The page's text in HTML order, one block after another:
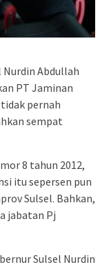
Nurdin Abdullah
PT Jaminan
pernah
sempat
8 tahun 2012,
itu sepersen pun
Sulsel. Bahkan,
jabatan Pj
Sulsel Nurdin